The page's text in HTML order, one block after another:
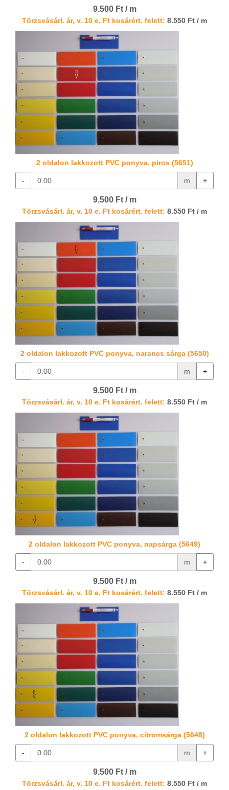
9.500 Ft / m
Törzsvásárl. ár, v. 10 e. Ft kosárért. felett: 8.550 Ft / m
2 oldalon lakkozott PVC ponyva, piros (5651)
- m +
9.500 Ft / m
Törzsvásárl. ár, v. 10 e. Ft kosárért. felett: 8.550 Ft / m
2 oldalon lakkozott PVC ponyva, narancs sárga (5650)
- m +
9.500 Ft / m
Törzsvásárl. ár, v. 10 e. Ft kosárért. felett: 8.550 Ft / m
2 oldalon lakkozott PVC ponyva, napsárga (5649)
- m +
9.500 Ft / m
Törzsvásárl. ár, v. 10 e. Ft kosárért. felett: 8.550 Ft / m
2 oldalon lakkozott PVC ponyva, citromsárga (5648)
- m +
9.500 Ft / m
Törzsvásárl. ár, v. 10 e. Ft kosárért. felett: 8.550 Ft / m